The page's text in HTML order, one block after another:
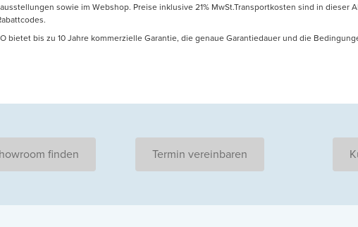
sowie im Webshop. Preise inklusive 21% MwSt.Transportkosten sind in
bietet bis zu 10 Jahre kommerzielle Garantie, die genaue Garantiedauer und die
finden Termin vereinbaren